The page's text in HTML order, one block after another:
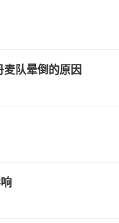
队晕倒的原因